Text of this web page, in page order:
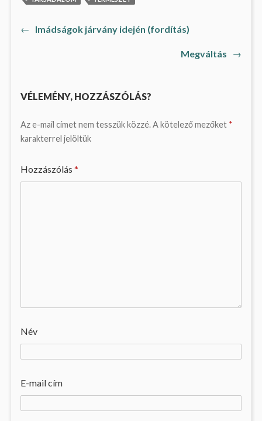
Bejegyzés
←
Previous
Imádságok járvány idején (fordítás)
Megváltás Next
→
VÉLEMÉNY, HOZZÁSZÓLÁS?
Az e-mail címet nem tesszük közzé.A kötelező mezőket *
karakterrel jelöltük
Hozzászólás *
Név
E-mail cím